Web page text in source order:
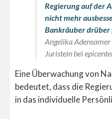
Regierung auf der
nicht mehr
Bankräuber
Angelika
Juristein bei
Eine Überwachung von
bedeutet, dass die
in das individuelle